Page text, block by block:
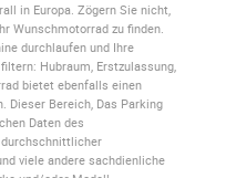
in Europa. Zögern Sie nicht,
Wunschmotorrad zu finden.
durchlaufen und Ihre
Hubraum, Erstzulassung,
bietet ebenfalls einen
Dieser Bereich, Das Parking
Daten des
viele andere sachdienliche